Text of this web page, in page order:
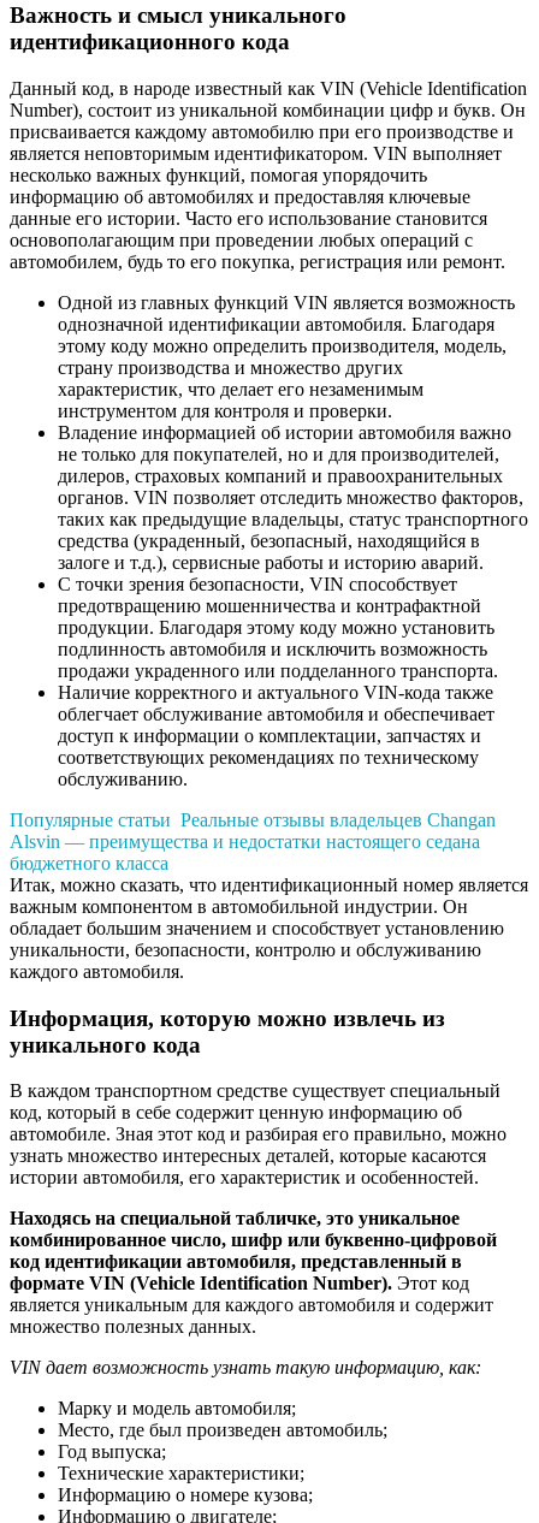
Важность и смысл уникального
идентификационного кода
Данный код, в народе известный как VIN (Vehicle Identification
Number), состоит из уникальной комбинации цифр и букв. Он
присваивается каждому автомобилю при его производстве и
является неповторимым идентификатором. VIN выполняет
несколько важных функций, помогая упорядочить
информацию об автомобилях и предоставляя ключевые
данные его истории. Часто его использование становится
основополагающим при проведении любых операций с
автомобилем, будь то его покупка, регистрация или ремонт.
Одной из главных функций VIN является возможность
однозначной идентификации автомобиля. Благодаря
этому коду можно определить производителя, модель,
страну производства и множество других
характеристик, что делает его незаменимым
инструментом для контроля и проверки.
Владение информацией об истории автомобиля важно
не только для покупателей, но и для производителей,
дилеров, страховых компаний и правоохранительных
органов. VIN позволяет отследить множество факторов,
таких как предыдущие владельцы, статус транспортного
средства (украденный, безопасный, находящийся в
залоге и т.д.), сервисные работы и историю аварий.
С точки зрения безопасности, VIN способствует
предотвращению мошенничества и контрафактной
продукции. Благодаря этому коду можно установить
подлинность автомобиля и исключить возможность
продажи украденного или подделанного транспорта.
Наличие корректного и актуального VIN-кода также
облегчает обслуживание автомобиля и обеспечивает
доступ к информации о комплектации, запчастях и
соответствующих рекомендациях по техническому
обслуживанию.
Популярные статьи Реальные отзывы владельцев Changan
Alsvin — преимущества и недостатки настоящего седана
бюджетного класса
Итак, можно сказать, что идентификационный номер является
важным компонентом в автомобильной индустрии. Он
обладает большим значением и способствует установлению
уникальности, безопасности, контролю и обслуживанию
каждого автомобиля.
Информация, которую можно извлечь из
уникального кода
В каждом транспортном средстве существует специальный
код, который в себе содержит ценную информацию об
автомобиле. Зная этот код и разбирая его правильно, можно
узнать множество интересных деталей, которые касаются
истории автомобиля, его характеристик и особенностей.
Находясь на специальной табличке, это уникальное
комбинированное число, шифр или буквенно-цифровой
код идентификации автомобиля, представленный в
формате VIN (Vehicle Identification Number). Этот код
является уникальным для каждого автомобиля и содержит
множество полезных данных.
VIN дает возможность узнать такую информацию, как:
Марку и модель автомобиля;
Место, где был произведен автомобиль;
Год выпуска;
Технические характеристики;
Информацию о номере кузова;
Информацию о двигателе;